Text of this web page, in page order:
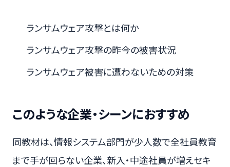
ランサムウェア攻撃とは何か
ランサムウェア攻撃の昨今の被害状況
ランサムウェア被害に遭わないための対策
このような企業・シーンにおすすめ
同教材は、情報システム部門が少人数で全社員教育
まで手が回らない企業、新入・中途社員が増えセキ